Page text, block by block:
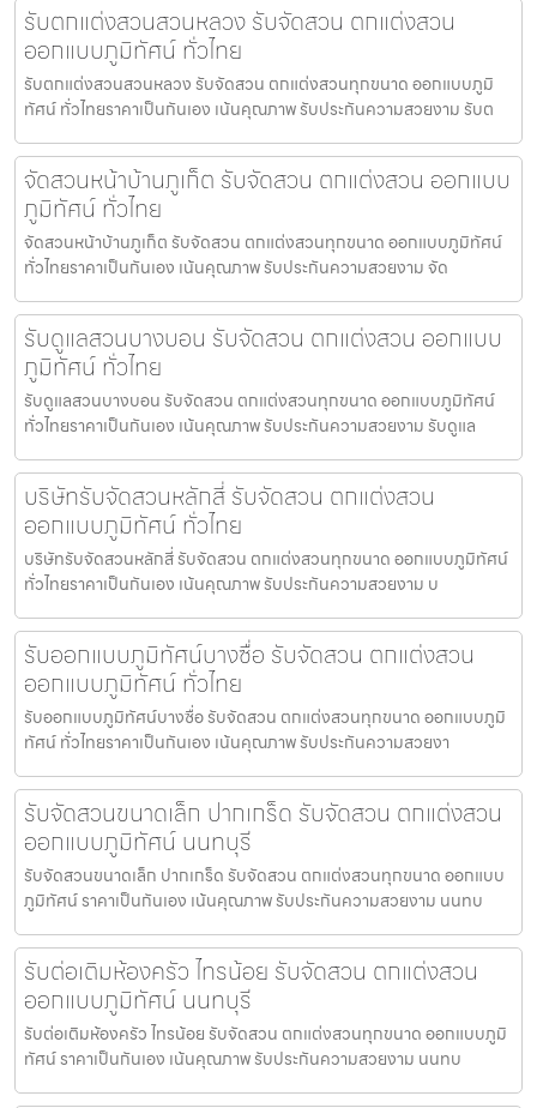
รับตกแต่งสวนสวนหลวง รับจัดสวน ตกแต่งสวน
ออกแบบภูมิทัศน์ ทั่วไทย
รับตกแต่งสวนสวนหลวง รับจัดสวน ตกแต่งสวนทุกขนาด ออกแบบภูมิ
ทัศน์ ทั่วไทยราคาเป็นกันเอง เน้นคุณภาพ รับประกันความสวยงาม รับต
จัดสวนหน้าบ้านภูเก็ต รับจัดสวน ตกแต่งสวน ออกแบบ
ภูมิทัศน์ ทั่วไทย
จัดสวนหน้าบ้านภูเก็ต รับจัดสวน ตกแต่งสวนทุกขนาด ออกแบบภูมิทัศน์
ทั่วไทยราคาเป็นกันเอง เน้นคุณภาพ รับประกันความสวยงาม จัด
รับดูแลสวนบางบอน รับจัดสวน ตกแต่งสวน ออกแบบ
ภูมิทัศน์ ทั่วไทย
รับดูแลสวนบางบอน รับจัดสวน ตกแต่งสวนทุกขนาด ออกแบบภูมิทัศน์
ทั่วไทยราคาเป็นกันเอง เน้นคุณภาพ รับประกันความสวยงาม รับดูแล
บริษัทรับจัดสวนหลักสี่ รับจัดสวน ตกแต่งสวน
ออกแบบภูมิทัศน์ ทั่วไทย
บริษัทรับจัดสวนหลักสี่ รับจัดสวน ตกแต่งสวนทุกขนาด ออกแบบภูมิทัศน์
ทั่วไทยราคาเป็นกันเอง เน้นคุณภาพ รับประกันความสวยงาม บ
รับออกแบบภูมิทัศน์บางซื่อ รับจัดสวน ตกแต่งสวน
ออกแบบภูมิทัศน์ ทั่วไทย
รับออกแบบภูมิทัศน์บางซื่อ รับจัดสวน ตกแต่งสวนทุกขนาด ออกแบบภูมิ
ทัศน์ ทั่วไทยราคาเป็นกันเอง เน้นคุณภาพ รับประกันความสวยงา
รับจัดสวนขนาดเล็ก ปากเกร็ด รับจัดสวน ตกแต่งสวน
ออกแบบภูมิทัศน์ นนทบุรี
รับจัดสวนขนาดเล็ก ปากเกร็ด รับจัดสวน ตกแต่งสวนทุกขนาด ออกแบบ
ภูมิทัศน์ ราคาเป็นกันเอง เน้นคุณภาพ รับประกันความสวยงาม นนทบ
รับต่อเติมห้องครัว ไทรน้อย รับจัดสวน ตกแต่งสวน
ออกแบบภูมิทัศน์ นนทบุรี
รับต่อเติมห้องครัว ไทรน้อย รับจัดสวน ตกแต่งสวนทุกขนาด ออกแบบภูมิ
ทัศน์ ราคาเป็นกันเอง เน้นคุณภาพ รับประกันความสวยงาม นนทบ